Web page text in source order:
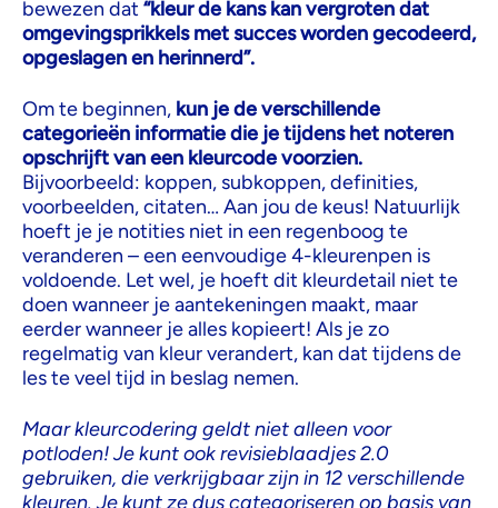
bewezen dat “kleur de kans kan vergroten dat
omgevingsprikkels met succes worden gecodeerd,
opgeslagen en herinnerd”.
Om te beginnen, kun je de verschillende
categorieën informatie die je tijdens het noteren
opschrijft van een kleurcode voorzien.
Bijvoorbeeld: koppen, subkoppen, definities,
voorbeelden, citaten… Aan jou de keus! Natuurlijk
hoeft je je notities niet in een regenboog te
veranderen – een eenvoudige 4-kleurenpen is
voldoende. Let wel, je hoeft dit kleurdetail niet te
doen wanneer je aantekeningen maakt, maar
eerder wanneer je alles kopieert! Als je zo
regelmatig van kleur verandert, kan dat tijdens de
les te veel tijd in beslag nemen.
Maar kleurcodering geldt niet alleen voor
potloden! Je kunt ook revisieblaadjes 2.0
gebruiken, die verkrijgbaar zijn in 12 verschillende
kleuren. Je kunt ze dus categoriseren op basis van